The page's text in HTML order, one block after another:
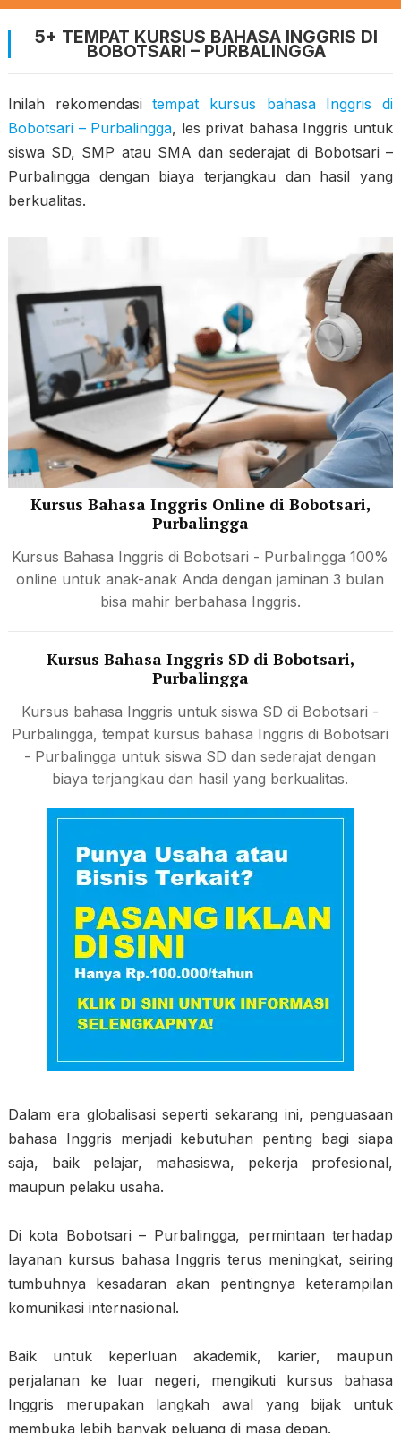
5+ TEMPAT KURSUS BAHASA INGGRIS DI
BOBOTSARI – PURBALINGGA
Inilah rekomendasitempat kursus bahasa Inggris di
Bobotsari – Purbalingga, les privat bahasa Inggris untuk
siswa SD, SMP atau SMA dan sederajat di Bobotsari –
Purbalingga dengan biaya terjangkau dan hasil yang
berkualitas.
Kursus Bahasa Inggris Online di Bobotsari,
Purbalingga
Kursus Bahasa Inggris di Bobotsari - Purbalingga 100%
online untuk anak-anak Anda dengan jaminan 3 bulan
bisa mahir berbahasa Inggris.
Kursus Bahasa Inggris SD di Bobotsari,
Purbalingga
Kursus bahasa Inggris untuk siswa SD di Bobotsari -
Purbalingga, tempat kursus bahasa Inggris di Bobotsari
- Purbalingga untuk siswa SD dan sederajat dengan
biaya terjangkau dan hasil yang berkualitas.
Dalam era globalisasi seperti sekarang ini, penguasaan
bahasa Inggris menjadi kebutuhan penting bagi siapa
saja, baik pelajar, mahasiswa, pekerja profesional,
maupun pelaku usaha.
Di kota Bobotsari – Purbalingga, permintaan terhadap
layanan kursus bahasa Inggris terus meningkat, seiring
tumbuhnya kesadaran akan pentingnya keterampilan
komunikasi internasional.
Baik untuk keperluan akademik, karier, maupun
perjalanan ke luar negeri, mengikuti kursus bahasa
Inggris merupakan langkah awal yang bijak untuk
membuka lebih banyak peluang di masa depan.